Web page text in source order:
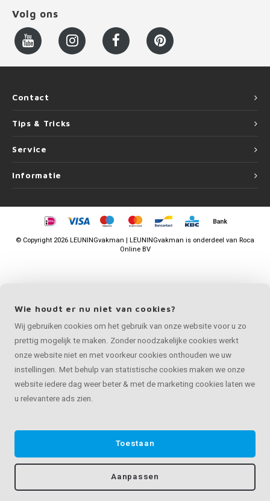
Volg ons
Contact
Tips & Tricks
Service
Informatie
© Copyright 2026 LEUNINGvakman | LEUNINGvakman is onderdeel van Roca
Online BV
Wie houdt er nu niet van cookies?
Wij gebruiken cookies om het gebruik van onze website voor u zo
prettig mogelijk te maken. Zonder noodzakelijke cookies werkt
onze website niet en met voorkeur cookies onthouden we uw
instellingen. Met behulp van statistische cookies maken we onze
website iedere dag weer beter & met de marketing cookies laten we
u relevantere ads zien.
Toestaan
Aanpassen